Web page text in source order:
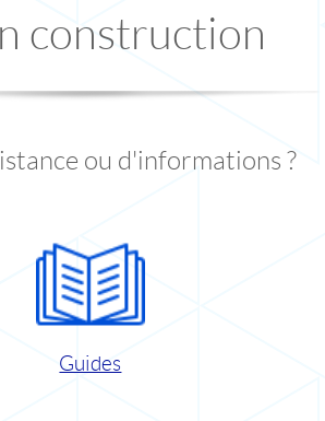
construction
ou d'informations ?
Guides